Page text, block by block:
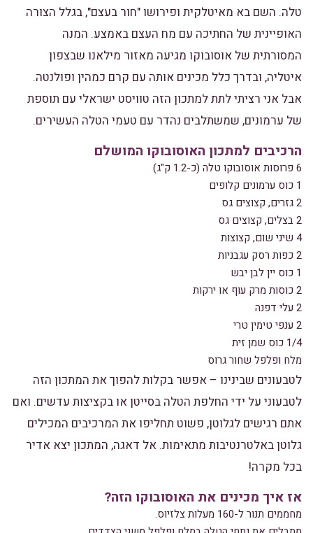
טלה. השם בא מאיטלקית ופירושו "חור בעצם", בגלל הצורה
האופיינית של החתיכה עם מח העצם באמצע. המנה
המסורתית של אוסובוקו מגיעה מאזור מילאנו שבצפון
איטליה, ובדרך כלל מכינים אותה עם קרם כמהין ופולנטה.
אבל אני רציתי לתת למתכון הזה טוויסט ישראלי עם תוספת
של ערמונים, שמשתלבים נהדר עם טעמי הטלה העשירים.
הרכיבים למתכון האוסובוקו המושלם
6 פרוסות אוסובוקו טלה (כ-1.2 ק"ג)
1 כוס ערמונים קלופים
2 גזרים, קצוצים גס
2 בצלים, קצוצים גס
4 שיני שום, קצוצות
2 כפות רסק עגבניות
1 כוס יין לבן יבש
2 כוסות מרק עוף או ירקות
2 עלי דפנה
2 ענפי טימין טרי
1/4 כוס שמן זית
מלח ופלפל שחור גרוס
לטבעונים שבינינו – אפשר בקלות להפוך את המתכון הזה
לטבעוני על ידי החלפת הטלה בסייטן או בקציצות עדשים. ואם
אתם רגישים לגלוטן, פשוט תחליפו את המרכיבים המכילים
גלוטן באלטרנטיבות מתאימות. אל דאגה, המתכון יצא אדיר
בכל מקרה!
אז איך מכינים את האוסובוקו הזה?
מחממים תנור ל-160 מעלות צלזיוס.